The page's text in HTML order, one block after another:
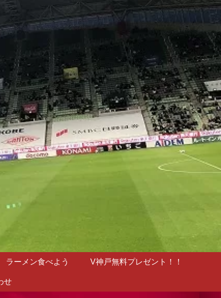
ラーメン食べよう V神戸無料プレゼント！！
せ